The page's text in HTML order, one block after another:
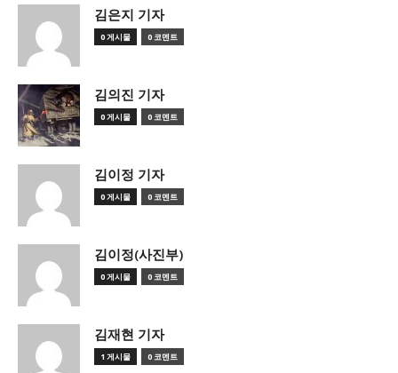
김은지 기자
0 게시물 0 코멘트
김의진 기자
0 게시물 0 코멘트
김이정 기자
0 게시물 0 코멘트
김이정(사진부)
0 게시물 0 코멘트
김재현 기자
1 게시물 0 코멘트